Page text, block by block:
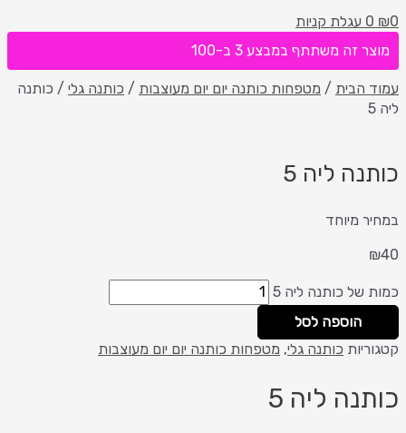
₪0
0 עגלת קניות
מוצר זה משתתף במבצע 3 ב-100
עמוד הבית / מטפחות כותנה יום יום מעוצבות / כותנה גלי / כותנה
ליה 5
כותנה ליה 5
במחיר מיוחד
₪40
כמות של כותנה ליה 5
הוספה לסל
קטגוריות כותנה גלי, מטפחות כותנה יום יום מעוצבות
כותנה ליה 5